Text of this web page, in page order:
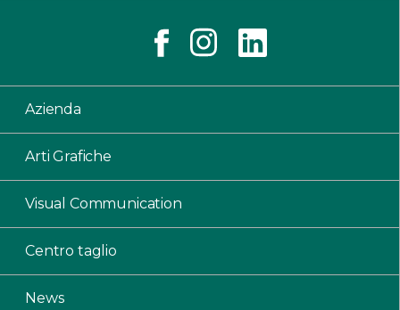
Azienda
Arti Grafiche
Visual Communication
Centro taglio
News